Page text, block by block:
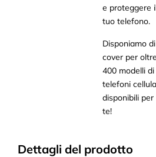
e proteggere
tuo telefono.
Disponiamo di
cover per oltre
400 modelli di
telefoni
disponibili per
te!
Dettagli del prodotto